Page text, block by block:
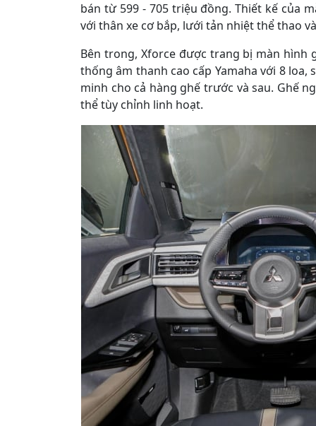
bán từ 599 - 705 triệu đồng. Thiết kế của
với thân xe cơ bắp, lưới tản nhiệt thể thao
Bên trong, Xforce được trang bị màn hình
thống âm thanh cao cấp Yamaha với 8 loa,
minh cho cả hàng ghế trước và sau. Ghế
thể tùy chỉnh linh hoạt.